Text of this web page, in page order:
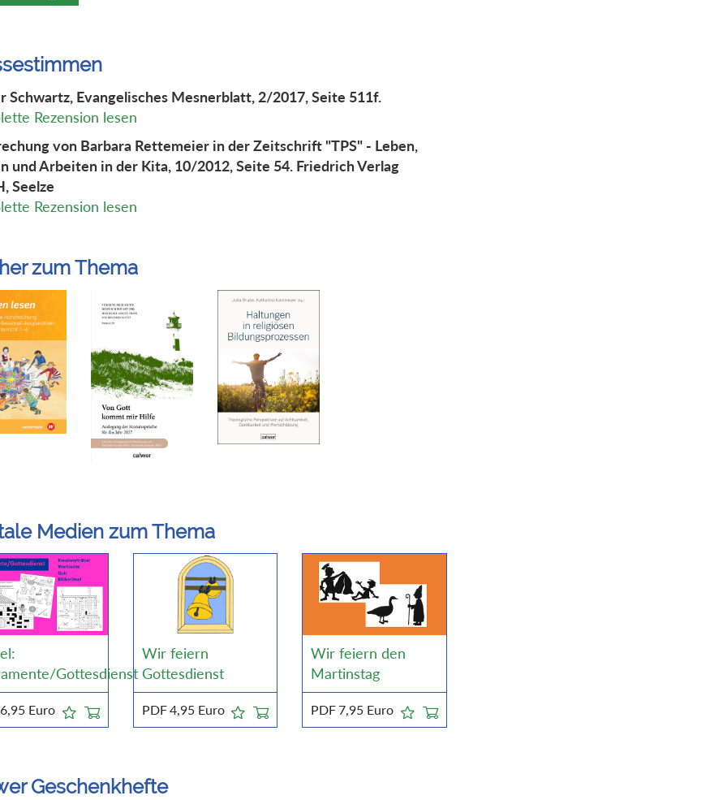
Schwartz, Evangelisches Mesnerblatt, 2/2017, Seite 511f.
Rezension lesen
von Barbara Rettemeier in der Zeitschrift "TPS" - Leben,
und Arbeiten in der Kita, 10/2012, Seite 54. Friedrich Verlag
Seelze
Rezension lesen
zum Thema
Medien zum Thema
Gottesdienst
6,95 Euro
Wir feiern
Gottesdienst
PDF4,95 Euro
Wir feiern den
Martinstag
PDF7,95 Euro
Geschenkhefte